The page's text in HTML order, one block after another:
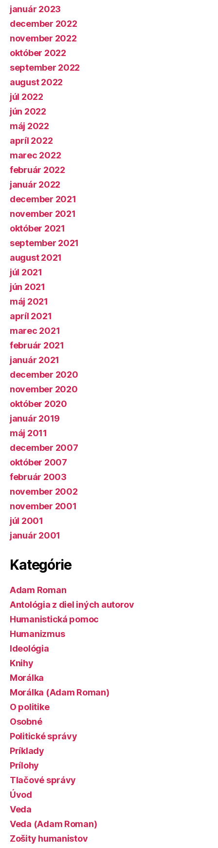
január 2023
december 2022
november 2022
október 2022
september 2022
august 2022
júl 2022
jún 2022
máj 2022
apríl 2022
marec 2022
február 2022
január 2022
december 2021
november 2021
október 2021
september 2021
august 2021
júl 2021
jún 2021
máj 2021
apríl 2021
marec 2021
február 2021
január 2021
december 2020
november 2020
október 2020
január 2019
máj 2011
december 2007
október 2007
február 2003
november 2002
november 2001
júl 2001
január 2001
Kategórie
Adam Roman
Antológia z diel iných autorov
Humanistická pomoc
Humanizmus
Ideológia
Knihy
Morálka
Morálka (Adam Roman)
O politike
Osobné
Politické správy
Príklady
Prílohy
Tlačové správy
Úvod
Veda
Veda (Adam Roman)
Zošity humanistov